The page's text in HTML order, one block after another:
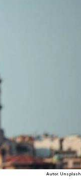
Autor. Unsplash